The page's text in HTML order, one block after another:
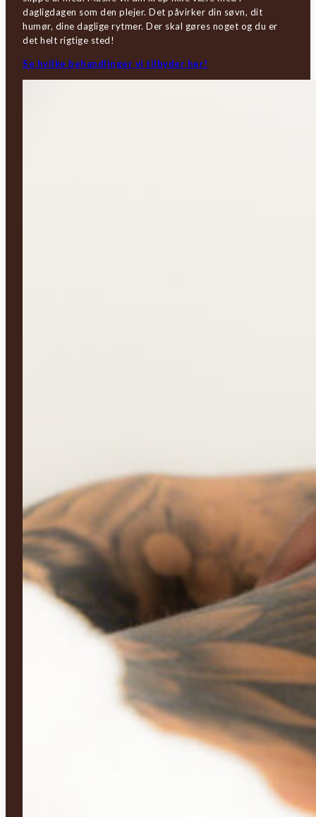
dagligdagen som den plejer. Det påvirker din søvn, dit
humør, dine daglige rytmer. Der skal gøres noget og du er
det helt rigtige sted!
Se hvilke behandlinger vi tilbyder her!